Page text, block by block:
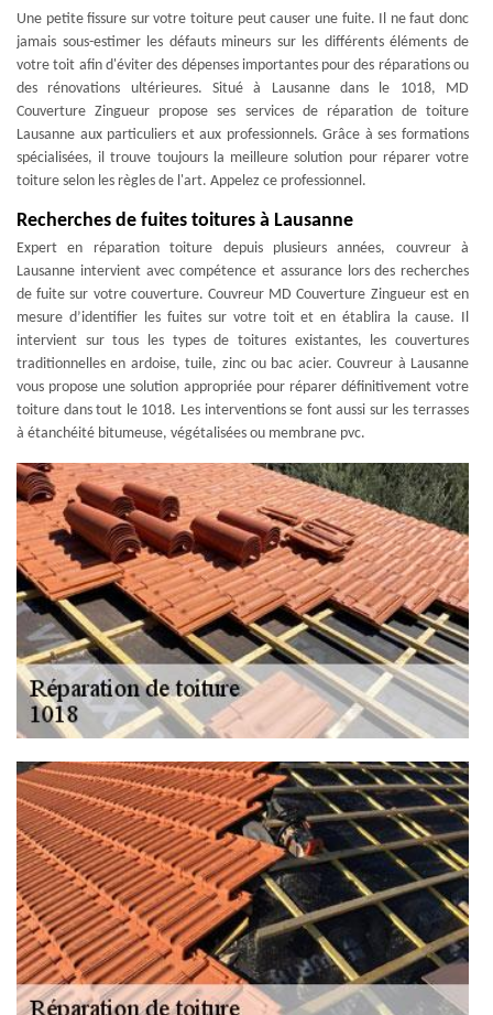
Une petite fissure sur votre toiture peut causer une fuite. Il ne faut donc
jamais sous-estimer les défauts mineurs sur les différents éléments de
votre toit afin d'éviter des dépenses importantes pour des réparations ou
des rénovations ultérieures. Situé à Lausanne dans le 1018, MD
Couverture Zingueur propose ses services de réparation de toiture
Lausanne aux particuliers et aux professionnels. Grâce à ses formations
spécialisées, il trouve toujours la meilleure solution pour réparer votre
toiture selon les règles de l'art. Appelez ce professionnel.
Recherches de fuites toitures à Lausanne
Expert en réparation toiture depuis plusieurs années, couvreur à
Lausanne intervient avec compétence et assurance lors des recherches
de fuite sur votre couverture. Couvreur MD Couverture Zingueur est en
mesure d’identifier les fuites sur votre toit et en établira la cause. Il
intervient sur tous les types de toitures existantes, les couvertures
traditionnelles en ardoise, tuile, zinc ou bac acier. Couvreur à Lausanne
vous propose une solution appropriée pour réparer définitivement votre
toiture dans tout le 1018. Les interventions se font aussi sur les terrasses
à étanchéité bitumeuse, végétalisées ou membrane pvc.